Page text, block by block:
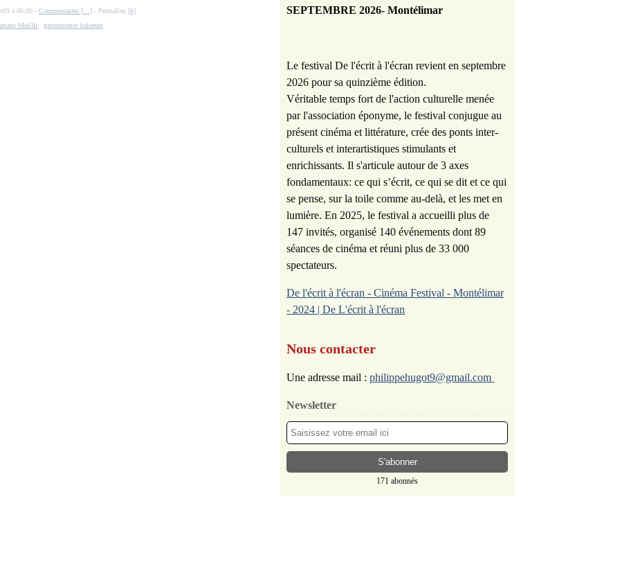
à 06:00 - Commentaires [… ]- Permalien [#]
Melilli ,gastronomie italienne
SEPTEMBRE 2026- Montélimar
Le festival De l'écrit à l'écran revient en septembre
2026 pour sa quinzième édition.
Véritable temps fort de l'action culturelle menée
par l'association éponyme, le festival conjugue au
présent cinéma et littérature, crée des ponts inter-
culturels et interartistiques stimulants et
enrichissants. Il s'articule autour de 3 axes
fondamentaux: ce qui s’écrit, ce qui se dit et ce qui
se pense, sur la toile comme au-delà, et les met en
lumière. En 2025, le festival a accueilli plus de
147 invités, organisé 140 événements dont 89
séances de cinéma et réuni plus de 33 000
spectateurs.
De l'écrit à l'écran - Cinéma Festival - Montélimar
- 2024 | De L'écrit à l'écran
Nous contacter
Une adresse mail :philippehugot9@gmail.com
Newsletter
171 abonnés